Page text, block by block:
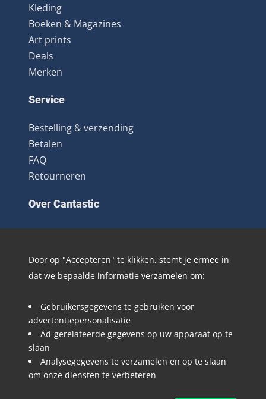
Kleding
Boeken & Magazines
Art prints
Deals
Merken
Service
Bestelling & verzending
Betalen
FAQ
Retourneren
Over Cantastic
Over ons
Algemene voorwaarden
Nieuwsbrief
Blog
Volg @Cantastic.nl en #TeamJoopie
Door op "Accepteren" te klikken, stemt je ermee in
dat we bepaalde informatie verzamelen om:
Gebruikersgegevens te gebruiken voor
advertentiepersonalisatie
Ad-gerelateerde gegevens op uw apparaat op te
slaan
Analysegegevens te verzamelen en op te slaan
om onze diensten te verbeteren